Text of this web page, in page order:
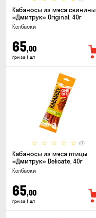
Кабаносы из мяса свинины
«Дмитрук» Original, 40г
Колбаски
65,00
грн за 1 шт
(0)
Кабаносы из мяса птицы
«Дмитрук» Delicate, 40г
Колбаски
65,00
грн за 1 шт